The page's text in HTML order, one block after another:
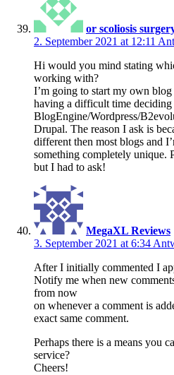
or scoliosis
2. September 2021 at 12:11
Hi would you mind stating
working with?
I’m going to start my own
having a difficult time deciding
BlogEngine/Wordpress/
Drupal. The reason I ask is
different then most blogs and
something completely unique.
but I had to ask!
MegaXL Reviews
3. September 2021 at 6:34
After I initially commented I
Notify me when new
from now
on whenever a comment is
exact same comment.
Perhaps there is a means you
service?
Cheers!